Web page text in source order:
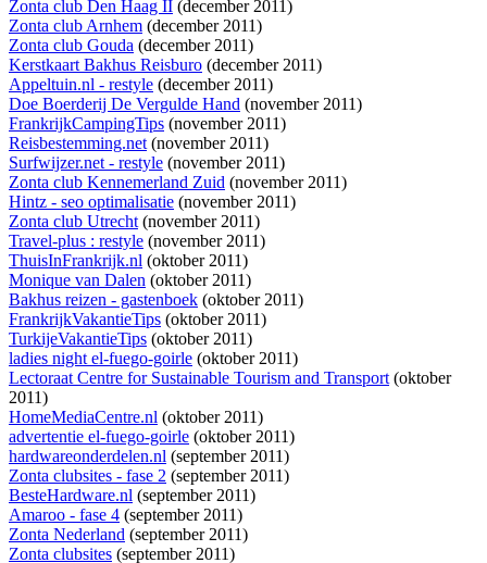
Zonta club Den Haag II (december 2011)
Zonta club Arnhem (december 2011)
Zonta club Gouda (december 2011)
Kerstkaart Bakhus Reisburo (december 2011)
Appeltuin.nl - restyle (december 2011)
Doe Boerderij De Vergulde Hand (november 2011)
FrankrijkCampingTips (november 2011)
Reisbestemming.net(november 2011)
Surfwijzer.net - restyle (november 2011)
Zonta club Kennemerland Zuid (november 2011)
Hintz - seo optimalisatie (november 2011)
Zonta club Utrecht(november 2011)
Travel-plus : restyle (november 2011)
ThuisInFrankrijk.nl (oktober 2011)
Monique van Dalen (oktober 2011)
Bakhus reizen - gastenboek (oktober 2011)
FrankrijkVakantieTips (oktober 2011)
TurkijeVakantieTips (oktober 2011)
ladies night el-fuego-goirle (oktober 2011)
Lectoraat Centre for Sustainable Tourism and Transport(oktober
2011)
HomeMediaCentre.nl (oktober 2011)
advertentie el-fuego-goirle (oktober 2011)
hardwareonderdelen.nl (september 2011)
Zonta clubsites - fase 2 (september 2011)
BesteHardware.nl (september 2011)
Amaroo - fase 4 (september 2011)
Zonta Nederland (september 2011)
Zonta clubsites (september 2011)